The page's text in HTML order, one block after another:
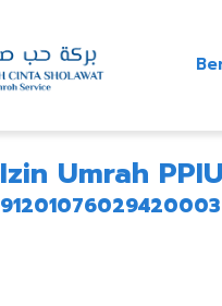
Izin Umrah PPIU
91201076029420003